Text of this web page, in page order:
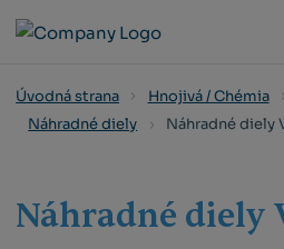
Úvodná strana Hnojivá / Chémia
Náhradné diely
Náhradné diely
Náhradné diely